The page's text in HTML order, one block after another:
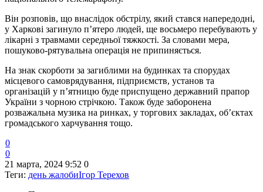
Він розповів, що внаслідок обстрілу, який стався напередодні,
у Харкові загинуло п’ятеро людей, ще восьмеро перебувають у
лікарні з травмами середньої тяжкості. За словами мера,
пошуково-рятувальна операція не припиняється.
На знак скорботи за загиблими на будинках та спорудах
місцевого самоврядування, підприємств, установ та
організацій у п’ятницю буде приспущено державний прапор
України з чорною стрічкою. Також буде заборонена
розважальна музика на ринках, у торгових закладах, об’єктах
громадського харчування тощо.
0
0
21 марта, 2024 9:52 0
Теги: день жалобиІгор Терехов